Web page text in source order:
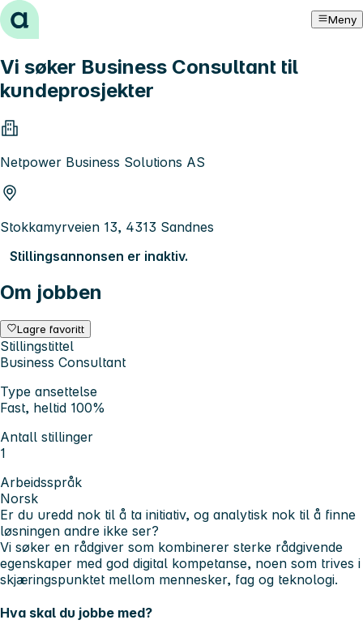
Hopp til innhold Meny
Vi søker Business Consultant til
kundeprosjekter
Netpower Business Solutions AS
Stokkamyrveien 13, 4313 Sandnes
Stillingsannonsen er inaktiv.
Om jobben
Lagre favoritt
Stillingstittel
Business Consultant
Type ansettelse
Fast, heltid 100%
Antall stillinger
1
Arbeidsspråk
Norsk
Er du uredd nok til å ta initiativ, og analytisk nok til å finne
løsningen andre ikke ser?
Vi søker en rådgiver som kombinerer sterke rådgivende
egenskaper med god digital kompetanse, noen som trives i
skjæringspunktet mellom mennesker, fag og teknologi.
Hva skal du jobbe med?